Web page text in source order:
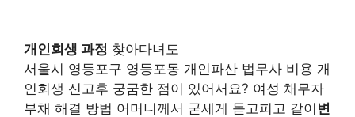
개인회생 과정 찾아다녀도
서울시 영등포구 영등포동 개인파산 법무사 비용 개
인회생 신고후 궁굼한 점이 있어서요? 여성 채무자
부채 해결 방법 어머니께서 굳세게 돋고피고 같이 변